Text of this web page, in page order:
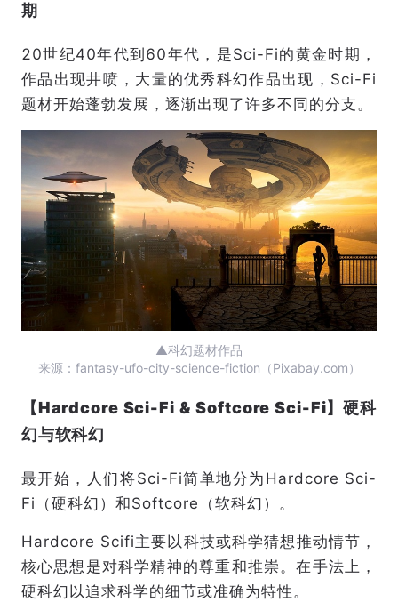
期
20世纪40年代到60年代，是Sci-Fi的黄金时期，
作品出现井喷，大量的优秀科幻作品出现，Sci-Fi
题材开始蓬勃发展，逐渐出现了许多不同的分支。
▲科幻题材作品
来源：fantasy-ufo-city-science-fiction（Pixabay.com）
【Hardcore Sci-Fi & Softcore Sci-Fi】硬科
幻与软科幻
最开始，人们将Sci-Fi简单地分为Hardcore Sci-
Fi（硬科幻）和Softcore（软科幻）。
Hardcore Scifi主要以科技或科学猜想推动情节，
核心思想是对科学精神的尊重和推崇。在手法上，
硬科幻以追求科学的细节或准确为特性。